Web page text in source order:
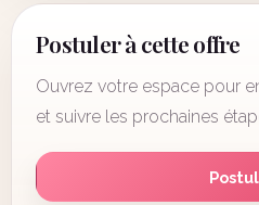
Postuler à cette offre
Ouvrez votre espace pour
et suivre les prochaines